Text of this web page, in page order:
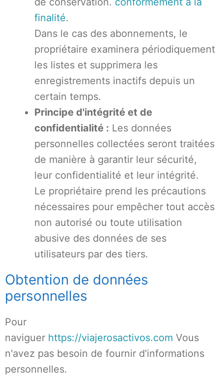
finalité.
Dans le cas des abonnements, le
propriétaire examinera périodiquement
les listes et supprimera les
enregistrements inactifs depuis un
certain temps.
Principe d'intégrité et de
confidentialité : Les données
personnelles collectées seront traitées
de manière à garantir leur sécurité,
leur confidentialité et leur intégrité.
Le propriétaire prend les précautions
nécessaires pour empêcher tout accès
non autorisé ou toute utilisation
abusive des données de ses
utilisateurs par des tiers.
Obtention de données
personnelles
Pour
naviguer https://viajerosactivos.com Vous
n'avez pas besoin de fournir d'informations
personnelles.